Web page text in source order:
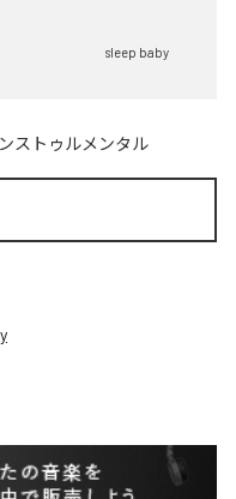
sleep baby
ストゥルメンタル